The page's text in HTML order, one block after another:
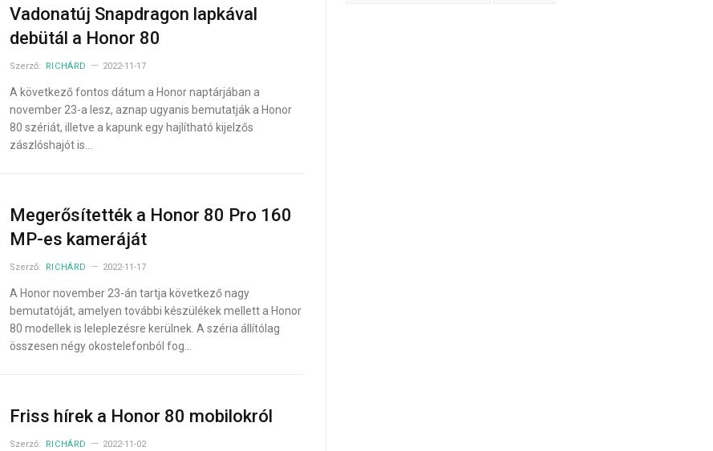
Vadonatúj Snapdragon lapkával
debütál a Honor 80
Szerző: RICHÁRD 2022-11-17
A következő fontos dátum a Honor naptárjában a
november 23-a lesz, aznap ugyanis bemutatják a Honor
80 szériát, illetve a kapunk egy hajlítható kijelzős
zászlóshajót is…
Megerősítették a Honor 80 Pro 160
MP-es kameráját
Szerző: RICHÁRD 2022-11-17
A Honor november 23-án tartja következő nagy
bemutatóját, amelyen további készülékek mellett a Honor
80 modellek is leleplezésre kerülnek. A széria állítólag
összesen négy okostelefonból fog…
Friss hírek a Honor 80 mobilokról
Szerző: RICHÁRD 2022-11-02